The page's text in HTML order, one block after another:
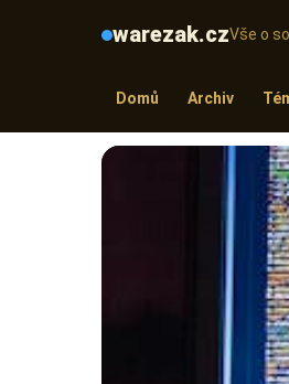
warezak.czVše o
Domů Archiv